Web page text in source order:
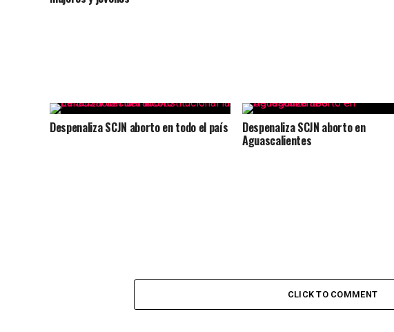
Despenaliza SCJN aborto en todo el país Despenaliza SCJN aborto en
Aguascalientes
CLICK TO COMMENT